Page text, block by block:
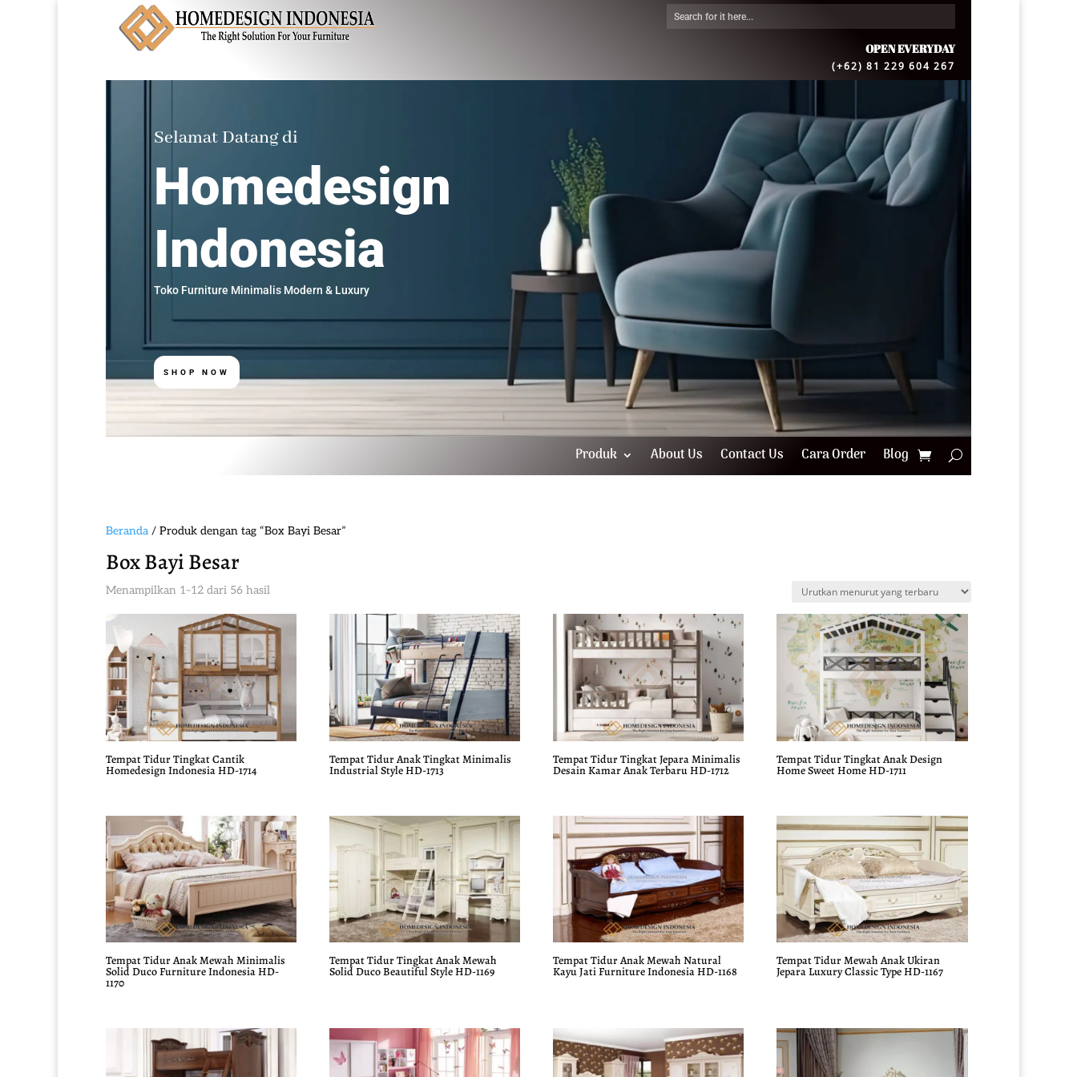
OPEN EVERYDAY
(+62) 81 229 604 267
Selamat Datang di
Homedesign
Indonesia
Toko Furniture Minimalis Modern & Luxury
SHOP NOW
Produk About Us Contact Us Cara Order Blog
Beranda / Produk dengan tag “Box Bayi Besar”
Box Bayi Besar
Menampilkan 1–12 dari 56 hasil
yang
terbaru
Tempat Tidur Tingkat Cantik
Homedesign Indonesia HD-1714
Tempat Tidur Anak Tingkat Minimalis
Industrial Style HD-1713
Tempat Tidur Tingkat Jepara Minimalis
Desain Kamar Anak Terbaru HD-1712
Tempat Tidur Tingkat Anak Design
Home Sweet Home HD-1711
Tempat Tidur Anak Mewah Minimalis
Solid Duco Furniture Indonesia HD-
1170
Tempat Tidur Tingkat Anak Mewah
Solid Duco Beautiful Style HD-1169
Tempat Tidur Anak Mewah Natural
Kayu Jati Furniture Indonesia HD-1168
Tempat Tidur Mewah Anak Ukiran
Jepara Luxury Classic Type HD-1167